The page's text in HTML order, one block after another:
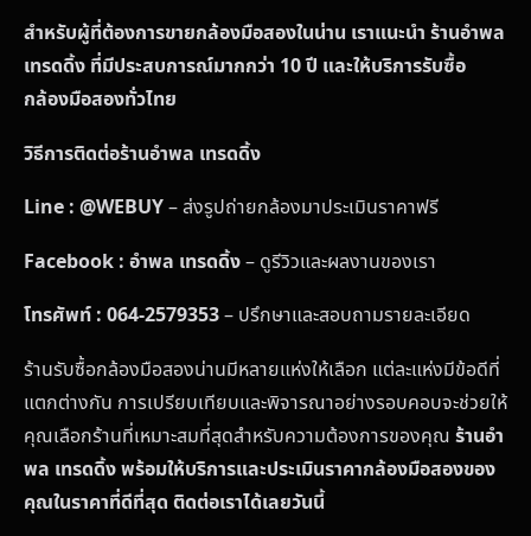
สำหรับผู้ที่ต้องการขายกล้องมือสองในน่าน เราแนะนำ ร้านอำพล
เทรดดิ้ง ที่มีประสบการณ์มากกว่า 10 ปี และให้บริการรับซื้อ
กล้องมือสองทั่วไทย
วิธีการติดต่อร้านอำพล เทรดดิ้ง
Line : @WEBUY– ส่งรูปถ่ายกล้องมาประเมินราคาฟรี
Facebook : อำพล เทรดดิ้ง– ดูรีวิวและผลงานของเรา
โทรศัพท์ : 064-2579353– ปรึกษาและสอบถามรายละเอียด
ร้านรับซื้อกล้องมือสองน่านมีหลายแห่งให้เลือก แต่ละแห่งมีข้อดีที่
แตกต่างกัน การเปรียบเทียบและพิจารณาอย่างรอบคอบจะช่วยให้
คุณเลือกร้านที่เหมาะสมที่สุดสำหรับความต้องการของคุณ ร้านอำ
พล เทรดดิ้ง พร้อมให้บริการและประเมินราคากล้องมือสองของ
คุณในราคาที่ดีที่สุด ติดต่อเราได้เลยวันนี้